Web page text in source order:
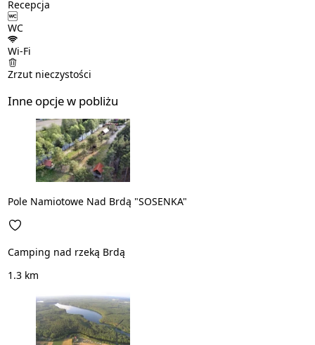
Recepcja
WC
Wi-Fi
Zrzut nieczystości
Inne opcje w pobliżu
Pole Namiotowe Nad Brdą "SOSENKA"
Camping nad rzeką Brdą
1.3 km